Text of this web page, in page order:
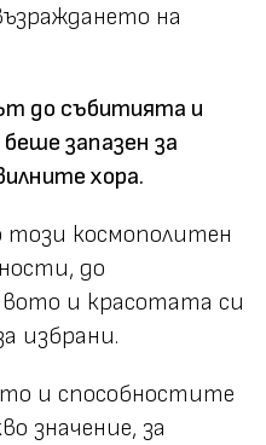
на
до събитията и
запазен за
хора.
космополитен
до
и красотата си
избрани.
и способностите
значение, за